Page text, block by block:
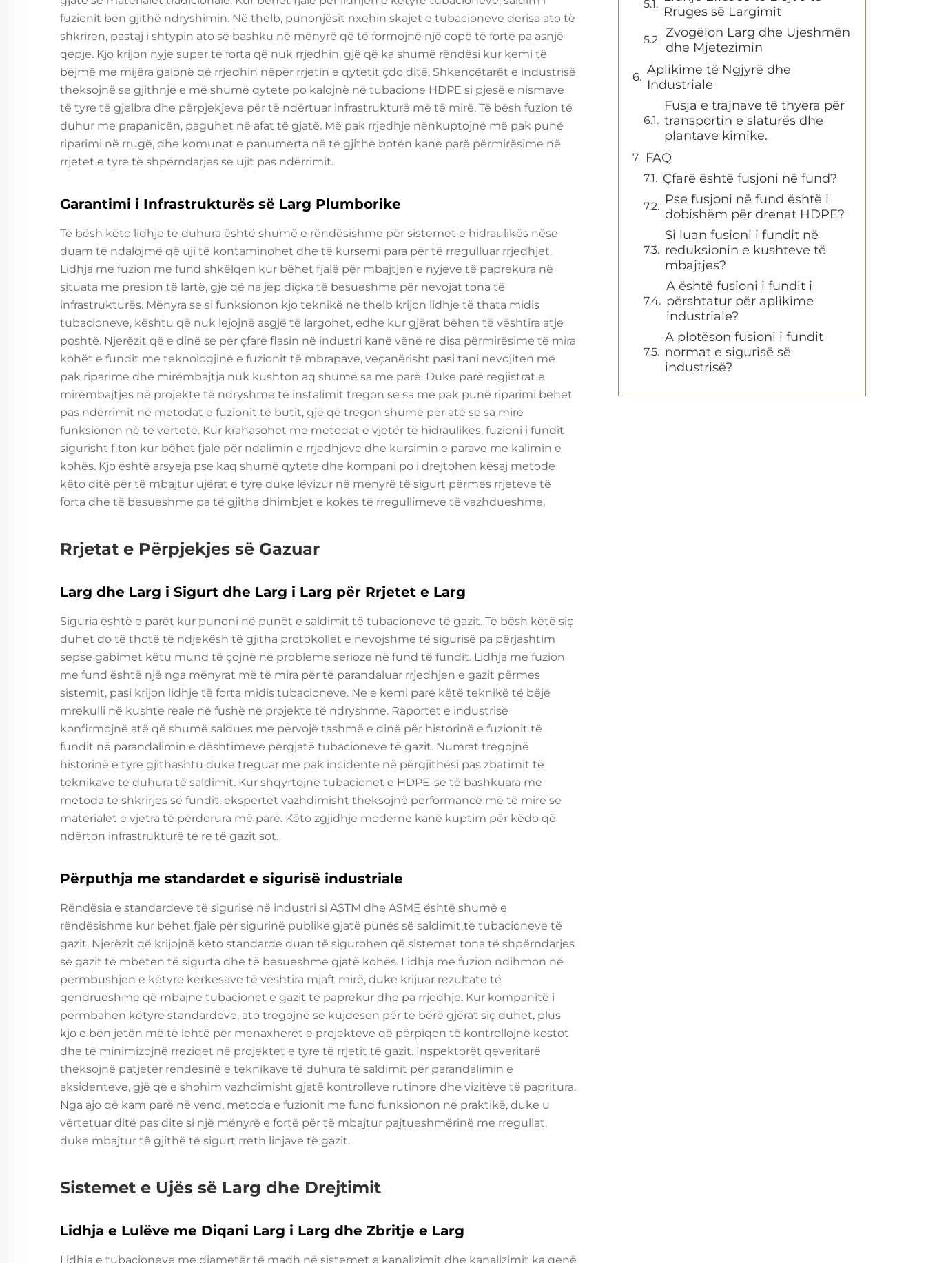
fuzionit bën gjithë ndryshimin. Në thelb, punonjësit nxehin skajet e tubacioneve derisa ato të
shkriren, pastaj i shtypin ato së bashku në mënyrë që të formojnë një copë të fortë pa asnjë
qepje. Kjo krijon nyje super të forta që nuk rrjedhin, gjë që ka shumë rëndësi kur kemi të
bëjmë me mijëra galonë që rrjedhin nëpër rrjetin e qytetit çdo ditë. Shkencëtarët e industrisë
theksojnë se gjithnjë e më shumë qytete po kalojnë në tubacione HDPE si pjesë e nismave
të tyre të gjelbra dhe përpjekjeve për të ndërtuar infrastrukturë më të mirë. Të bësh fuzion të
duhur me prapanicën, paguhet në afat të gjatë. Më pak rrjedhje nënkuptojnë më pak punë
riparimi në rrugë, dhe komunat e panumërta në të gjithë botën kanë parë përmirësime në
rrjetet e tyre të shpërndarjes së ujit pas ndërrimit.
Garantimi i Infrastrukturës së Larg Plumborike
Të bësh këto lidhje të duhura është shumë e rëndësishme për sistemet e hidraulikës nëse
duam të ndalojmë që uji të kontaminohet dhe të kursemi para për të rregulluar rrjedhjet.
Lidhja me fuzion me fund shkëlqen kur bëhet fjalë për mbajtjen e nyjeve të paprekura në
situata me presion të lartë, gjë që na jep diçka të besueshme për nevojat tona të
infrastrukturës. Mënyra se si funksionon kjo teknikë në thelb krijon lidhje të thata midis
tubacioneve, kështu që nuk lejojnë asgjë të largohet, edhe kur gjërat bëhen të vështira atje
poshtë. Njerëzit që e dinë se për çfarë flasin në industri kanë vënë re disa përmirësime të mira
kohët e fundit me teknologjinë e fuzionit të mbrapave, veçanërisht pasi tani nevojiten më
pak riparime dhe mirëmbajtja nuk kushton aq shumë sa më parë. Duke parë regjistrat e
mirëmbajtjes në projekte të ndryshme të instalimit tregon se sa më pak punë riparimi bëhet
pas ndërrimit në metodat e fuzionit të butit, gjë që tregon shumë për atë se sa mirë
funksionon në të vërtetë. Kur krahasohet me metodat e vjetër të hidraulikës, fuzioni i fundit
sigurisht fiton kur bëhet fjalë për ndalimin e rrjedhjeve dhe kursimin e parave me kalimin e
kohës. Kjo është arsyeja pse kaq shumë qytete dhe kompani po i drejtohen kësaj metode
këto ditë për të mbajtur ujërat e tyre duke lëvizur në mënyrë të sigurt përmes rrjeteve të
forta dhe të besueshme pa të gjitha dhimbjet e kokës të rregullimeve të vazhdueshme.
Rrjetat e Përpjekjes së Gazuar
Larg dhe Larg i Sigurt dhe Larg i Larg për Rrjetet e Larg
Siguria është e parët kur punoni në punët e saldimit të tubacioneve të gazit. Të bësh këtë siç
duhet do të thotë të ndjekësh të gjitha protokollet e nevojshme të sigurisë pa përjashtim
sepse gabimet këtu mund të çojnë në probleme serioze në fund të fundit. Lidhja me fuzion
me fund është një nga mënyrat më të mira për të parandaluar rrjedhjen e gazit përmes
sistemit, pasi krijon lidhje të forta midis tubacioneve. Ne e kemi parë këtë teknikë të bëjë
mrekulli në kushte reale në fushë në projekte të ndryshme. Raportet e industrisë
konfirmojnë atë që shumë saldues me përvojë tashmë e dinë për historinë e fuzionit të
fundit në parandalimin e dështimeve përgjatë tubacioneve të gazit. Numrat tregojnë
historinë e tyre gjithashtu duke treguar më pak incidente në përgjithësi pas zbatimit të
teknikave të duhura të saldimit. Kur shqyrtojnë tubacionet e HDPE-së të bashkuara me
metoda të shkrirjes së fundit, ekspertët vazhdimisht theksojnë performancë më të mirë se
materialet e vjetra të përdorura më parë. Këto zgjidhje moderne kanë kuptim për këdo që
ndërton infrastrukturë të re të gazit sot.
Përputhja me standardet e sigurisë industriale
Rëndësia e standardeve të sigurisë në industri si ASTM dhe ASME është shumë e
rëndësishme kur bëhet fjalë për sigurinë publike gjatë punës së saldimit të tubacioneve të
gazit. Njerëzit që krijojnë këto standarde duan të sigurohen që sistemet tona të shpërndarjes
së gazit të mbeten të sigurta dhe të besueshme gjatë kohës. Lidhja me fuzion ndihmon në
përmbushjen e këtyre kërkesave të vështira mjaft mirë, duke krijuar rezultate të
qëndrueshme që mbajnë tubacionet e gazit të paprekur dhe pa rrjedhje. Kur kompanitë i
përmbahen këtyre standardeve, ato tregojnë se kujdesen për të bërë gjërat siç duhet, plus
kjo e bën jetën më të lehtë për menaxherët e projekteve që përpiqen të kontrollojnë kostot
dhe të minimizojnë rreziqet në projektet e tyre të rrjetit të gazit. Inspektorët qeveritarë
theksojnë patjetër rëndësinë e teknikave të duhura të saldimit për parandalimin e
aksidenteve, gjë që e shohim vazhdimisht gjatë kontrolleve rutinore dhe vizitëve të papritura.
Nga ajo që kam parë në vend, metoda e fuzionit me fund funksionon në praktikë, duke u
vërtetuar ditë pas dite si një mënyrë e fortë për të mbajtur pajtueshmërinë me rregullat,
duke mbajtur të gjithë të sigurt rreth linjave të gazit.
Sistemet e Ujës së Larg dhe Drejtimit
Lidhja e Lulëve me Diqani Larg i Larg dhe Zbritje e Larg
Lidhja e tubacioneve me diametër të madh në sistemet e kanalizimit dhe kanalizimit ka qenë
Rruges së Largimit
Zvogëlon Larg dhe Ujeshmën
dhe Mjetezimin
Aplikime të Ngjyrë dhe
Industriale
Fusja e trajnave të thyera për
transportin e slaturës dhe
plantave kimike.
FAQ
Çfarë është fusjoni në fund?
Pse fusjoni në fund është i
dobishëm për drenat HDPE?
Si luan fusioni i fundit në
reduksionin e kushteve të
mbajtjes?
A është fusioni i fundit i
përshtatur për aplikime
industriale?
A plotëson fusioni i fundit
normat e sigurisë së
industrisë?